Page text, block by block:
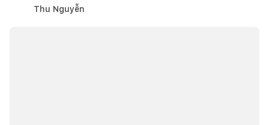
Thu Nguyễn